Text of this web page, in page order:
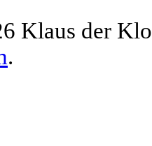
Klaus der
.